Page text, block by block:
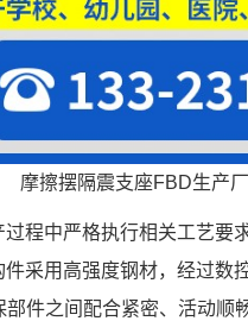
摩擦摆隔震支座FBD生产
程中严格执行相关工艺要
采用高强度钢材，经过数
件之间配合紧密、活动顺